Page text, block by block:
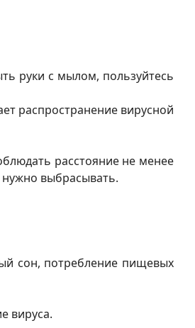
руки с мылом, пользуйтесь
распространение вирусной
расстояние не менее
выбрасывать.
сон, потребление пищевых
вируса.